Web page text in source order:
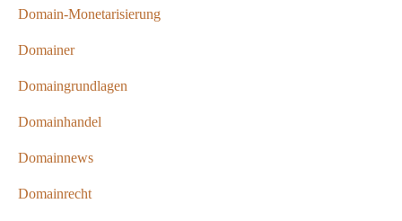
Domain-Monetarisierung
Domainer
Domaingrundlagen
Domainhandel
Domainnews
Domainrecht